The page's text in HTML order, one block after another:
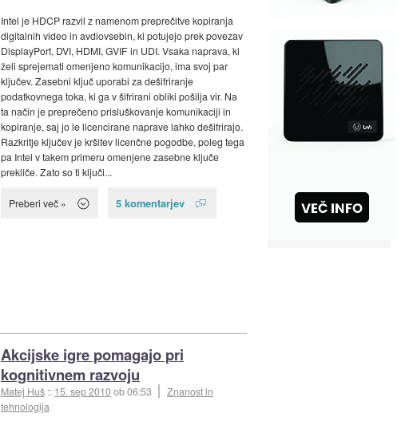
Intel je HDCP razvil z namenom preprečitve kopiranja
digitalnih video in avdiovsebin, ki potujejo prek povezav
DisplayPort, DVI, HDMI, GVIF in UDI. Vsaka naprava, ki
želi sprejemati omenjeno komunikacijo, ima svoj par
ključev. Zasebni ključ uporabi za dešifriranje
podatkovnega toka, ki ga v šifrirani obliki pošilja vir. Na
ta način je preprečeno prisluškovanje komunikaciji in
kopiranje, saj jo le licencirane naprave lahko dešifrirajo.
Razkritje ključev je kršitev licenčne pogodbe, poleg tega
pa Intel v takem primeru omenjene zasebne ključe
prekliče. Zato so ti ključi...
Preberi več » 5 komentarjev
Akcijske igre pomagajo pri
kognitivnem razvoju
Matej Huš :: 15. sep 2010ob 06:53
Znanost in
tehnologija